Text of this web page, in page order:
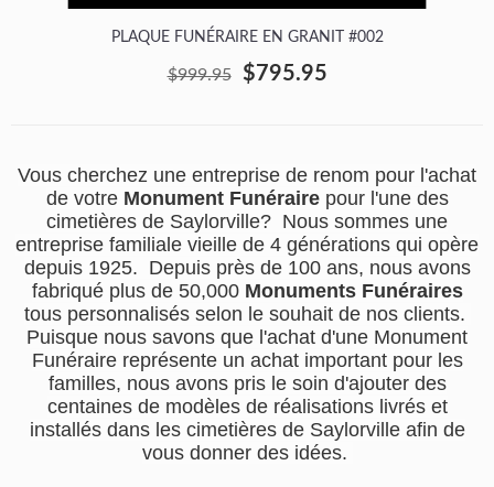
PLAQUE FUNÉRAIRE EN GRANIT #002
$999.95 $795.95
Vous cherchez une entreprise de renom pour l'achat
de votre Monument Funérairepour l'une des
cimetières de Saylorville? Nous sommes une
entreprise familiale vieille de 4 générations qui opère
depuis 1925. Depuis près de 100 ans, nous avons
fabriqué plus de 50,000 Monuments Funéraires
tous personnalisés selon le souhait de nos clients.
Puisque nous savons que l'achat d'une Monument
Funéraire représente un achat important pour les
familles, nous avons pris le soin d'ajouter des
centaines de modèles de réalisations livrés et
installés dans les cimetières de Saylorville afin de
vous donner des idées.